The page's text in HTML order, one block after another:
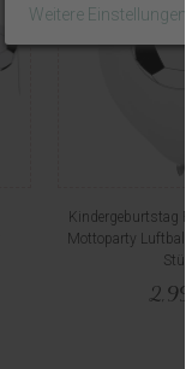
Kindergeburtstag
Mottoparty
Weitere Einstellungen